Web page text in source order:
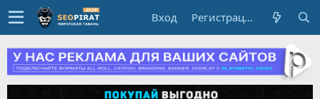
Вход Регистрация